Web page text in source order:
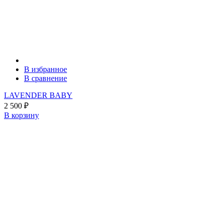
В избранное
В сравнение
LAVENDER BABY
2 500 ₽
В корзину